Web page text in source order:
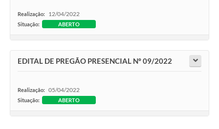
Realização: 12/04/2022
Situação: ABERTO
EDITAL DE PREGÃO PRESENCIAL Nº 09/2022
Realização: 05/04/2022
Situação: ABERTO